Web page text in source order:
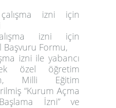
izni için
izni için
Başvuru Formu,
izni ile yabancı
özel öğretim
Milli Eğitim
“Kurum Açma
İzni” ve